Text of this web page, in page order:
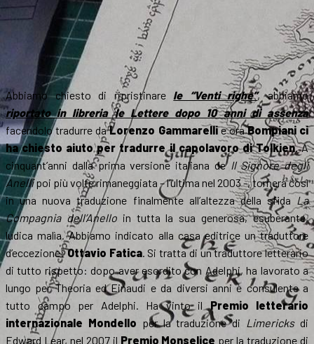
Abbiamo chiesto di ripristinare le “Venti righe”, abbiamo
riportato in libreria le Lettere dopo 10 anni di assenza
facendolo tradurre daLorenzo Gammarellie oraBompiani ci
ha chiesto aiuto per tradurre il capolavoro di Tolkien. A
cinquant’anni dalla prima versione italiana de Il Signore degli
Anellipoi più volte rimaneggiata – l’ultima nel 2003 -, tornerà così
in una nuova traduzione finalmente all’altezza della sfida La
Compagnia dell’Anelloin tutta la sua generosa, esuberante,
ludica malìa. Abbiamo indicato alla casa editrice un traduttore
d’eccezione:Ottavio Fatica. Si tratta di un traduttore letterario
di tutto rispetto: dopo aver esordito con Adelphi, ha lavorato a
lungo per Theoria ed Einaudi e da diversi anni è consulente a
tutto campo per Adelphi. Ha vinto ilPremio letterario
internazionale Mondello per la traduzione di Limericksdi
Edward Lear, nel 2007 il Premio Monselice per la traduzione di